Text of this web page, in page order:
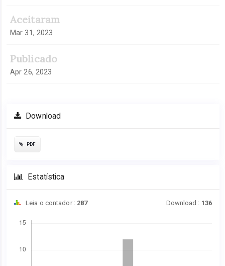
Aceitaram
Mar 31, 2023
Publicado
Apr 26, 2023
Download
PDF
Estatística
Leia o contador : 287 Download : 136